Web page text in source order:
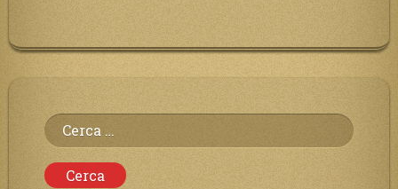
Ricerca
per: